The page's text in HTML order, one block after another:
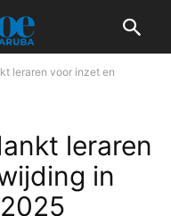
leraren voor inzet en
leraren
in